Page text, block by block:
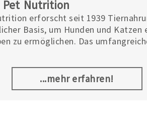
Pet Nutrition
erforscht seit 1939
Basis, um Hunden und Katzen
zu ermöglichen. Das
Hill’s Prescription Diet™, Hill’s
...mehr erfahren!